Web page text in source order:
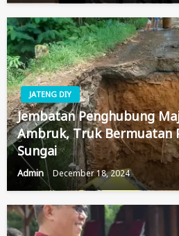
JATENG DIY
Jembatan Penghubung
Ambruk, Truk Bermuatan
Sungai
Admin December 18, 2024